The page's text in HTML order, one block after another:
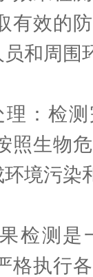
有效的
和周围
检测
照生物
境污染
测是
格执行